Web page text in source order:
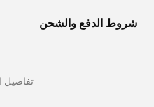
شروط الدفع والشحن
تفاصيل